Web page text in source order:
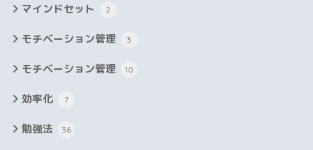
マインドセット 2
モチベーション管理 3
モチベーション管理 10
効率化 7
勉強法 36